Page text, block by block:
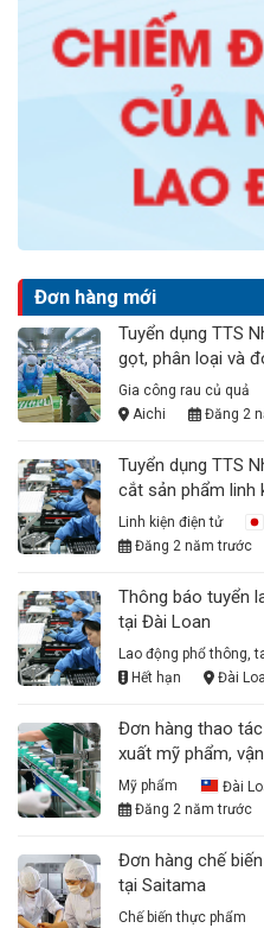
Đơn hàng mới
Tuyển dụng TTS
gọt, phân loại và
Gia công rau củ quả
Aichi
Đăng 2
Tuyển dụng TTS
cắt sản phẩm linh
Linh kiện điện tử
Đăng 2 năm trước
Thông báo tuyển
tại Đài Loan
Lao động phổ thông,
Hết hạn
Đài
Đơn hàng thao
xuất mỹ phẩm,
Mỹ phẩm Đài
Đăng 2 năm trước
Đơn hàng chế
tại Saitama
Chế biến thực phẩm